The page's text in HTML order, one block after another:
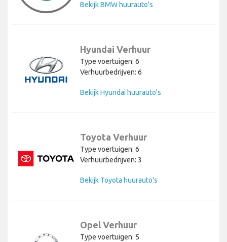
Bekijk BMW huurauto's
Hyundai Verhuur
Type voertuigen: 6
Verhuurbedrijven: 6
Bekijk Hyundai huurauto's
Toyota Verhuur
Type voertuigen: 6
Verhuurbedrijven: 3
Bekijk Toyota huurauto's
Opel Verhuur
Type voertuigen: 5